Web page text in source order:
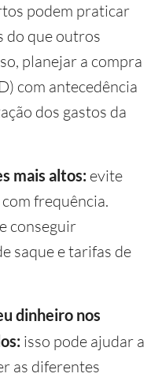
podem praticar
do que outros
planejar a compra
com antecedência
dos gastos da
mais altos: evite
frequência.
conseguir
saque e tarifas de
dinheiro nos
isso pode ajudar a
as diferentes